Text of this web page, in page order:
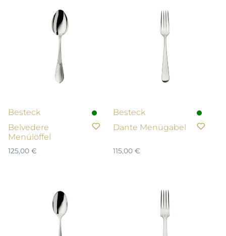
Besteck
Belvedere
Menülöffel
125,00 €
Besteck
Dante Menügabel
115,00 €